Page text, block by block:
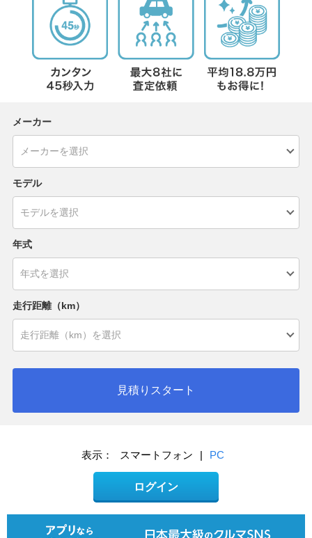
メーカー
モデル
年式
走行距離（km）
見積りスタート
表示： スマートフォン | PC
ログイン